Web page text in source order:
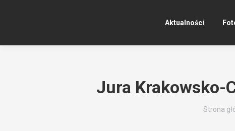
Aktualności
Jura Krakowsko-
Jesteś
Strona